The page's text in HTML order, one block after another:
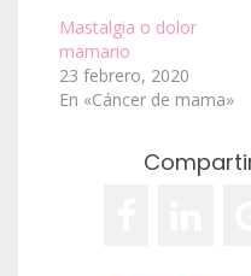
Mastalgia o dolor
mamario
23 febrero, 2020
En «Cáncer de mama»